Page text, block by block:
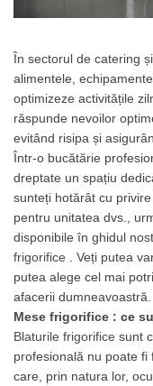
Masini de gatit
Fry top / Gratar cu
Masina de fiert paste
Linie 700
Masini de gatit
Friteuza
Bain marie
Marmite
Tigaie basculanta
Fry top / Gratar cu
Masina de fiert paste
Aparate de mentinut
Linie 900
Masini de gatit
Friteuza
În sectorul de catering
alimentele,
optimizeze activitățile
răspunde nevoilor
evitând risipa și
Într-o bucătărie
dreptate un spațiu
sunteți hotărât cu
pentru unitatea dvs.,
disponibile în ghidul
frigorifice . Veți putea
putea alege cel mai
afacerii dumneavoastră.
Mese frigorifice : ce
Blaturile frigorifice sunt
profesională nu poate fi
care, prin natura lor,